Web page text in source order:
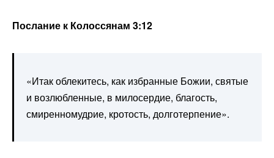
Послание к Колоссянам 3:12
«Итак облекитесь, как избранные Божии, святые
и возлюбленные, в милосердие, благость,
смиренномудрие, кротость, долготерпение».